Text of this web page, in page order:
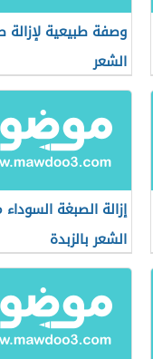
وصفة طبيعية لإزالة
الشعر
إزالة الصبغة
الشعر بالزبدة